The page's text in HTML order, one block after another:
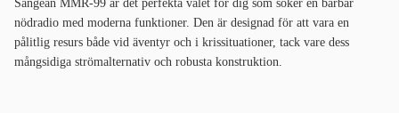
Sangean MMR-99 är det perfekta valet för dig som söker en bärbar
nödradio med moderna funktioner. Den är designad för att vara en
pålitlig resurs både vid äventyr och i krissituationer, tack vare dess
mångsidiga strömalternativ och robusta konstruktion.